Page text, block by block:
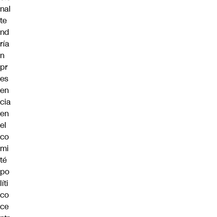
nal
te
nd
ría
n
pr
es
en
cia
en
el
co
mi
té
po
líti
co
ce